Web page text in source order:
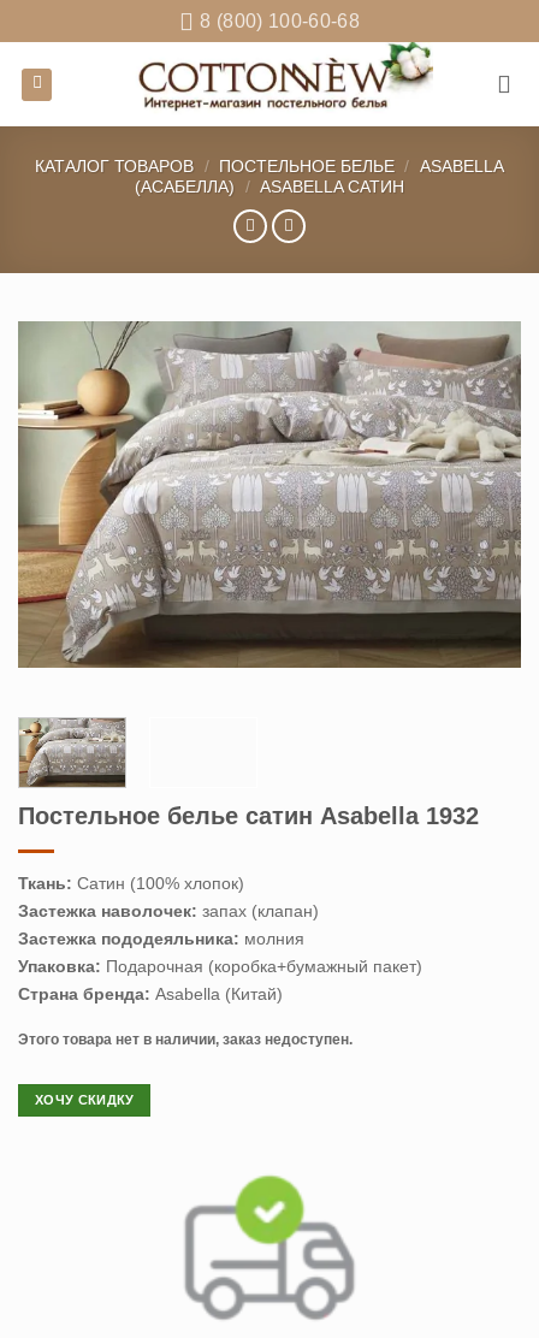
to
content
8 (800) 100-60-68
КАТАЛОГ ТОВАРОВ / ПОСТЕЛЬНОЕ БЕЛЬЕ / ASABELLA
(АСАБЕЛЛА)
/ ASABELLA САТИН
Постельное белье сатин Asabella 1932
Ткань: Сатин (100% хлопок)
Застежка наволочек: запах (клапан)
Застежка пододеяльника: молния
Упаковка: Подарочная (коробка+бумажный пакет)
Страна бренда: Asabella (Китай)
Этого товара нет в наличии, заказ недоступен.
ХОЧУ СКИДКУ